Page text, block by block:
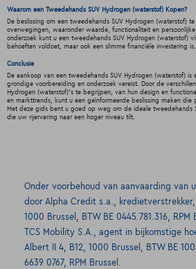
Waarom een Tweedehands SUV Hydrogen (waterstof) Kopen?
De beslissing om een tweedehands SUV Hydrogen (waterstof)
overwegingen, waaronder waarde, functionaliteit en
onderzoek kunt u een tweedehands SUV Hydrogen (waterstof)
behoeften voldoet, maar ook een slimme financiële investering is.
Conclusie
De aankoop van een tweedehands SUV Hydrogen (waterstof) is
grondige voorbereiding en onderzoek vereist. Door de
Hydrogen (waterstof)'s te begrijpen, van hun design en
en markttrends, kunt u een geïnformeerde beslissing maken
Met deze gids bent u goed op weg om de ideale tweedehands
die uw rijervaring naar een hoger niveau tilt.
Onder voorbehoud van aanvaarding van
door Alpha Credit s.a.,
1000 Brussel, BTW BE 0445.781.316,
TCS Mobility S.A., agent in bijkomstige
Albert II 4, B12, 1000 Brussel, BTW BE
6639 0767, RPM Brussel.